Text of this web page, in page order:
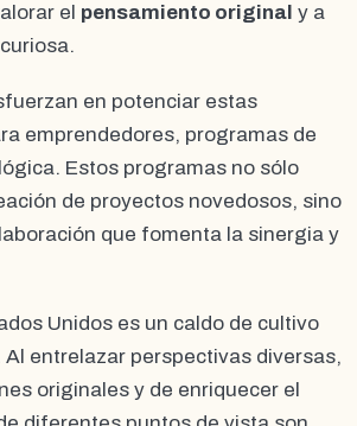
el pensamiento original y a
en potenciar estas
emprendedores, programas de
Estos programas no sólo
de proyectos novedosos, sino
que fomenta la sinergia y
Unidos es un caldo de cultivo
entrelazar perspectivas diversas,
originales y de enriquecer el